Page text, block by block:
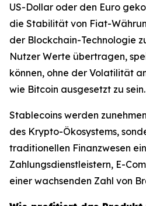
US-Dollar oder den Euro
die Stabilität von Fiat-
der Blockchain-Technologie
Nutzer Werte übertragen,
können, ohne der Volatilität
wie Bitcoin ausgesetzt zu sein.
Stablecoins werden
des Krypto-Ökosystems,
traditionellen Finanzwesen
Zahlungsdienstleistern, E-
einer wachsenden Zahl von